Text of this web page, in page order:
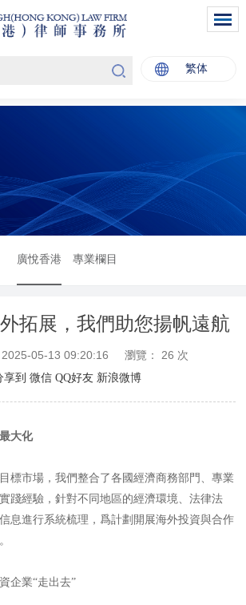
繁体
廣悅香港 專業欄目
拓展，我們助您揚帆遠航
05-13 09:20:16 瀏覽： 26 次
享到 微信 QQ好友 新浪微博
大化
標市場，我們整合了各國經濟商務部門、專業
踐經驗，針對不同地區的經濟環境、法律法
息進行系統梳理，爲計劃開展海外投資與合作
企業“走出去”